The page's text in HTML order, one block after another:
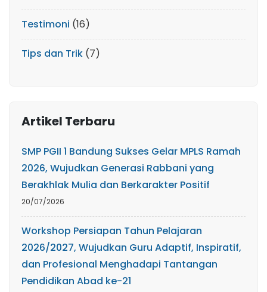
Testimoni (16)
Tips dan Trik (7)
Artikel Terbaru
SMP PGII 1 Bandung Sukses Gelar MPLS Ramah
2026, Wujudkan Generasi Rabbani yang
Berakhlak Mulia dan Berkarakter Positif
20/07/2026
Workshop Persiapan Tahun Pelajaran
2026/2027, Wujudkan Guru Adaptif, Inspiratif,
dan Profesional Menghadapi Tantangan
Pendidikan Abad ke-21